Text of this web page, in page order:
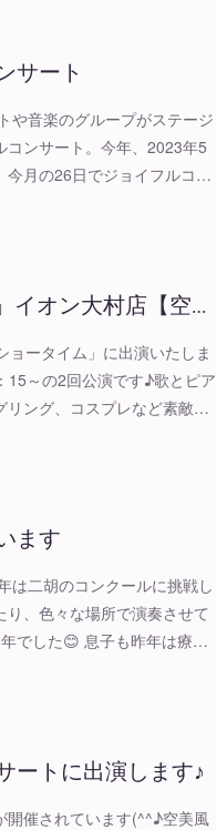
サート
や音楽のグループがステージ
ンサート。今年、2023年5
今月の26日でジョイフルコ…
イオン大村店【空…
ータイム」に出演いたしま
～の2回公演です♪歌とピア
リング、コスプレなど素敵…
ます
は二胡のコンクールに挑戦し
、色々な場所で演奏させて
でした😊 息子も昨年は療…
ートに出演します♪
開催されています(^^♪空美風